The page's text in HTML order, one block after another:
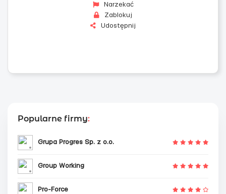
Narzekać
Zablokuj
Udostępnij
Popularne firmy:
Grupa Progres Sp. z o.o.
Group Working
Pro-Force